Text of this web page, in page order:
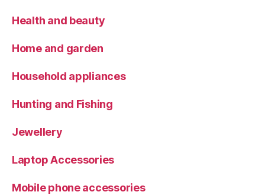
Health and beauty
Home and garden
Household appliances
Hunting and Fishing
Jewellery
Laptop Accessories
Mobile phone accessories